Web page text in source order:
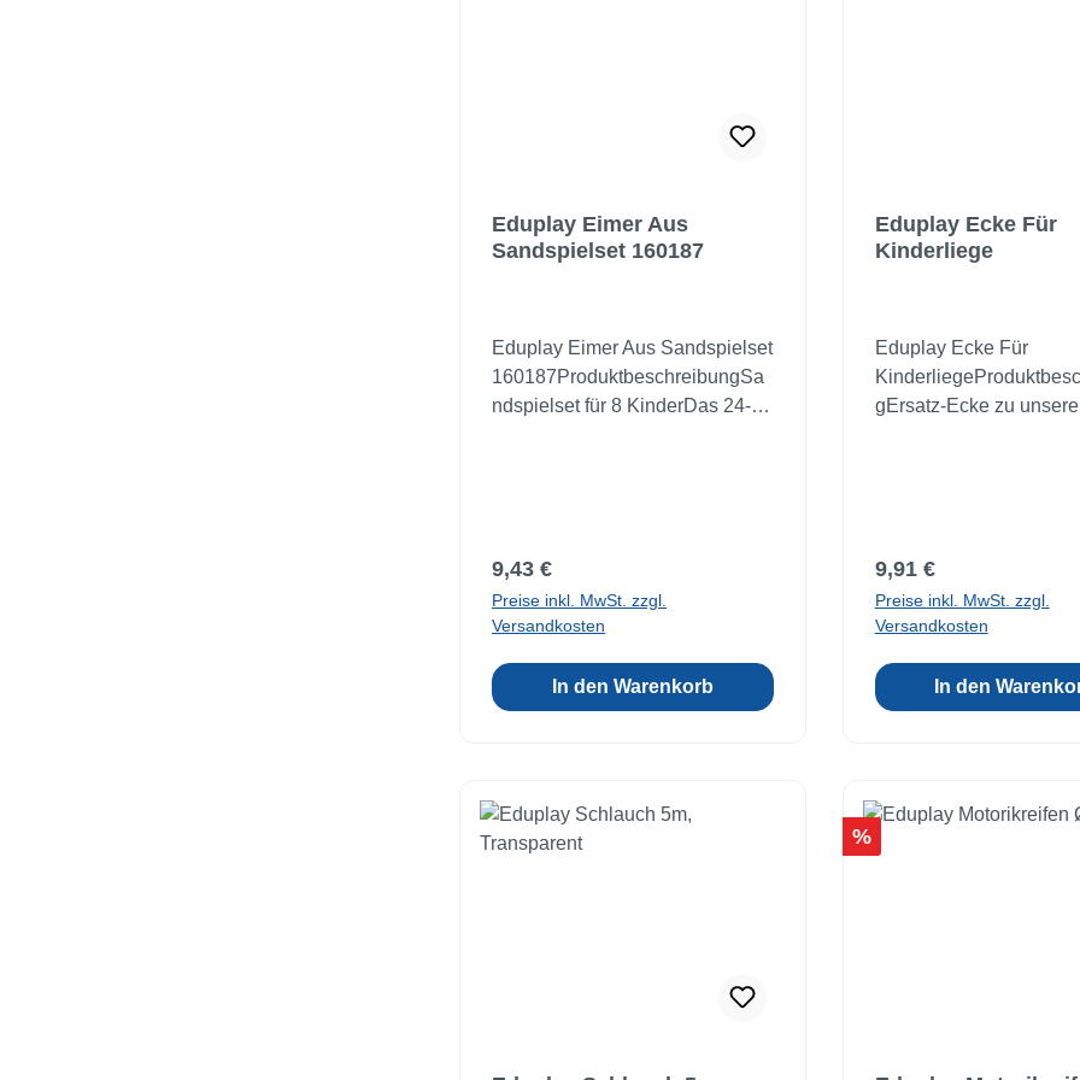
Eduplay Eimer Aus
Sandspielset 160187
Eduplay Eimer Aus Sandspielset
160187ProduktbeschreibungSa
ndspielset für 8 KinderDas 24-
Regulärer Preis:
9,43 €
Preise inkl. MwSt. zzgl.
Versandkosten
In den Warenkorb
Eduplay Ecke Für
Kinderliege
Eduplay Ecke Für
gErsatz-Ecke zu
Regulärer Preis:
9,91 €
Preise inkl. MwSt. zzgl.
Versandkosten
In den
Rabatt
%